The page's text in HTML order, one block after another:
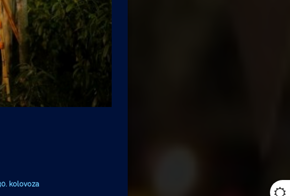
kolovoza